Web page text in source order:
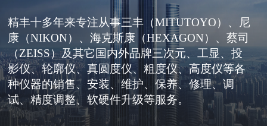
精丰十多年来专注从事三丰（MITUTOYO）、尼
康（NIKON）、海克斯康（HEXAGON）、蔡司
（ZEISS）及其它国内外品牌三次元、工显、投
影仪、轮廓仪、真圆度仪、粗度仪、高度仪等各
种仪器的销售、安装、维护、保养、修理、调
试、精度调整、软硬件升级等服务。